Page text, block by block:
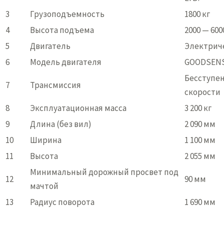
3
Грузоподъемность
1800 кг
4
Высота подъема
2000 —
5
Двигатель
6
Модель двигателя
7 Трансмиссия
скорости
8
Эксплуатационная масса
3 200 кг
9
Длина (без вил)
2 090 мм
10
Ширина
1 100 мм
11
Высота 2 055 мм
12
Минимальный дорожный просвет под
мачтой
90 мм
13 Радиус поворота 1 690 мм